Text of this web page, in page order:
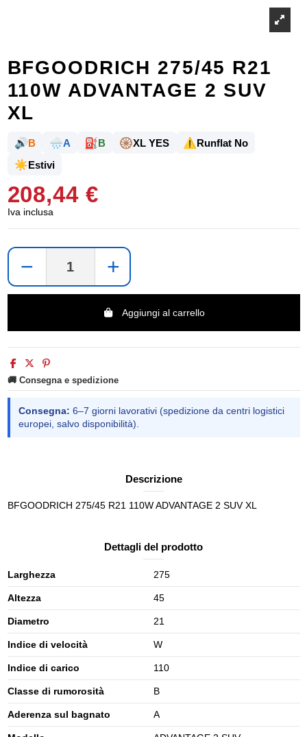
BFGOODRICH 275/45 R21
110W ADVANTAGE 2 SUV
XL
🔊B 🌧️A ⛽B 🛞XL YES ⚠️Runflat No
☀️Estivi
208,44 €
Iva inclusa
− +
Aggiungi al carrello
🚚 Consegna e spedizione
Consegna: 6–7 giorni lavorativi (spedizione da centri logistici
europei, salvo disponibilità).
Descrizione
BFGOODRICH 275/45 R21 110W ADVANTAGE 2 SUV XL
Dettagli del prodotto
Larghezza 275
Altezza 45
Diametro 21
Indice di velocità W
Indice di carico 110
Classe di rumorosità B
Aderenza sul bagnato A